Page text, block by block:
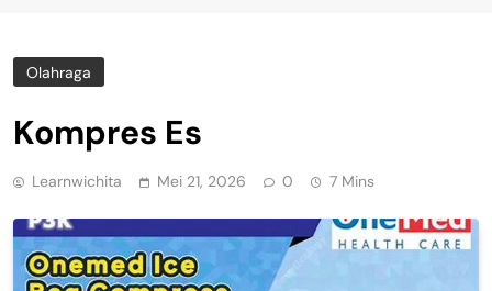
Olahraga
Kompres Es
Learnwichita Mei 21, 2026 0 7 Mins